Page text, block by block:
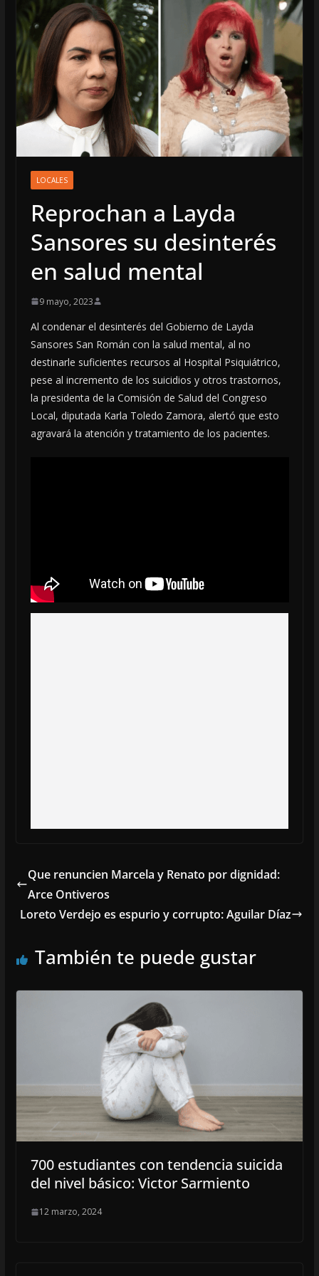
LOCALES
Reprochan a Layda
Sansores su desinterés
en salud mental
9 mayo, 2023
Al condenar el desinterés del Gobierno de Layda
Sansores San Román con la salud mental, al no
destinarle suficientes recursos al Hospital Psiquiátrico,
pese al incremento de los suicidios y otros trastornos,
la presidenta de la Comisión de Salud del Congreso
Local, diputada Karla Toledo Zamora, alertó que esto
agravará la atención y tratamiento de los pacientes.
Que renuncien Marcela y Renato por dignidad:
Arce Ontiveros
Loreto Verdejo es espurio y corrupto: Aguilar Díaz
También te puede gustar
700 estudiantes con tendencia suicida
del nivel básico: Victor Sarmiento
12 marzo, 2024